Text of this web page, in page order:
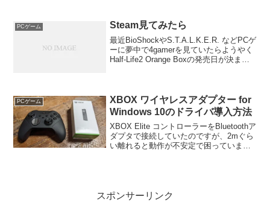
た模様。ぬる...
PCゲーム Steam見てみたら
最近BioShockやS.T.A.L.K.E.R. などPCゲ
ーに夢中で4gamerを見ていたらようやく
Half-Life2 Orange Boxの発売日が決まっ
PCゲーム
XBOX ワイヤレスアダプター for
Windows 10のドライバ導入方法
XBOX Elite コントローラーをBluetoothア
ダプタで接続していたのですが、2mぐら
い離れると動作が不安定で困っていまし
スポンサーリンク